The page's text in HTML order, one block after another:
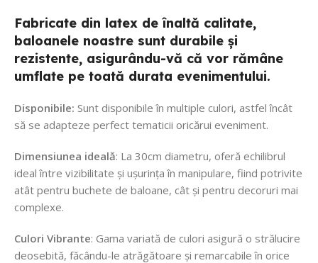
Fabricate din latex de înaltă calitate,
baloanele noastre sunt durabile și
rezistente, asigurându-vă că vor rămâne
umflate pe toată durata evenimentului.
Disponibile: Sunt disponibile în multiple culori, astfel încât
să se adapteze perfect tematicii oricărui eveniment.
Dimensiunea ideală: La 30cm diametru, oferă echilibrul
ideal între vizibilitate și ușurința în manipulare, fiind potrivite
atât pentru buchete de baloane, cât și pentru decoruri mai
complexe.
Culori Vibrante: Gama variată de culori asigură o strălucire
deosebită, făcându-le atrăgătoare și remarcabile în orice